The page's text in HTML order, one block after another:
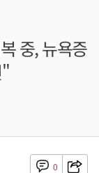
중, 뉴욕증
0